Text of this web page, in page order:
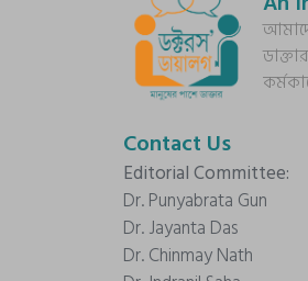
Contact Us
Editorial Committee:
Dr. Punyabrata Gun
Dr. Jayanta Das
Dr. Chinmay Nath